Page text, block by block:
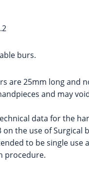
burs.
are 25mm long and
and may
data for the
the use of Surgical
to be single use
procedure.